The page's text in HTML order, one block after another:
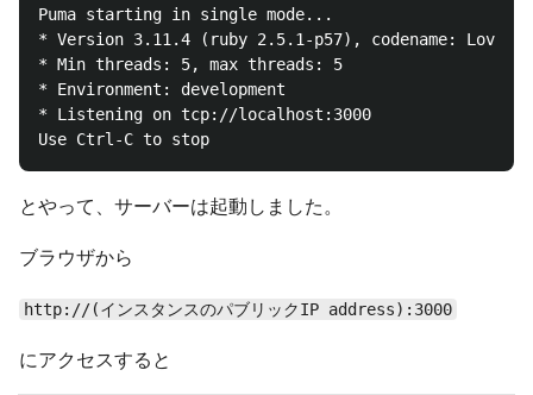
Puma starting in single mode...
* Version 3.11.4 (ruby 2.5.1-p57), codename: Love
* Min threads: 5, max threads: 5
* Environment: development
* Listening on tcp://localhost:3000
とやって、サーバーは起動しました。
ブラウザから
http://(インスタンスのパブリックIP address):3000
にアクセスすると